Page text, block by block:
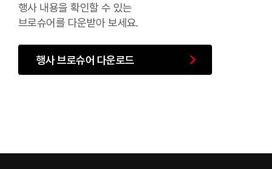
행사 내용을 확인할 수 있는
브로슈어를 다운받아 보세요.
행사 브로슈어 다운로드